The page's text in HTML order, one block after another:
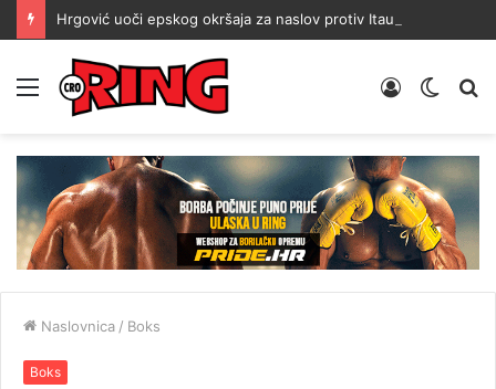
Menu
Switch
Prijava
Naslovnica / Boks
Boks